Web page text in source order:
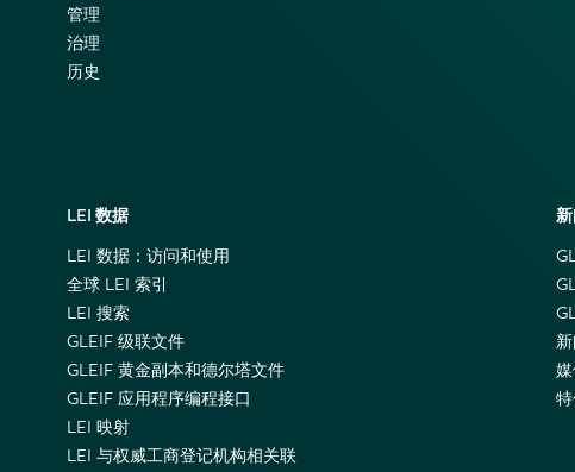
管理
治理
历史
LEI 数据
LEI 数据：访问和使用
全球 LEI 索引
LEI 搜索
GLEIF 级联文件
GLEIF 黄金副本和德尔塔文件
GLEIF 应用程序编程接口
LEI 映射
LEI 与权威工商登记机构相关联